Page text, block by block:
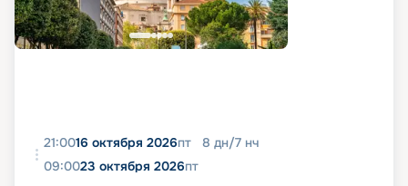
21:0016 октября 2026пт 8 дн/7 нч
09:0023 октября 2026пт